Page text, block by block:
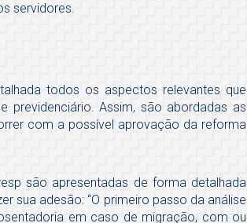
servidores.
todos os aspectos relevantes que
previdenciário. Assim, são abordadas as
com a possível aprovação da reforma
são apresentadas de forma detalhada
sua adesão: “O primeiro passo da análise
em caso de migração, com ou